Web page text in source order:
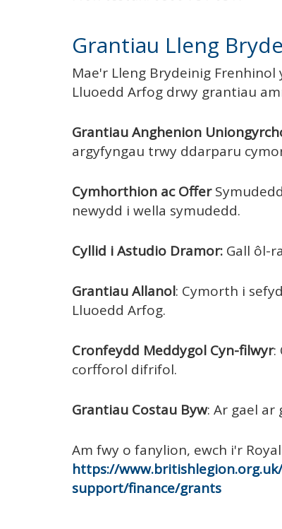
Grantiau Lleng
Mae'r Lleng Brydeinig
Lluoedd Arfog drwy grantiau
Grantiau Anghenion
argyfyngau trwy ddarparu
Cymhorthion ac Offer
newydd i wella symudedd.
Cyllid i Astudio Dramor: Gall ôl-
Grantiau Allanol: Cymorth i
Lluoedd Arfog.
Cronfeydd Meddygol Cyn-filwyr:
corfforol difrifol.
Grantiau Costau Byw: Ar gael
Am fwy o fanylion, ewch i'r
https://
support/finance/grants